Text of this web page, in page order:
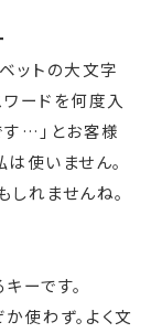
ットの大文字
ードを何度入
す…」とお客様
使いません。
れませんね。
ーです。
使わず。よく文